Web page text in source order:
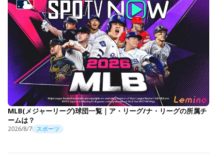
MLB(メジャーリーグ)球団一覧｜ア・リーグ/ナ・リーグの所属チ
ームは？
2026/8/7 スポーツ